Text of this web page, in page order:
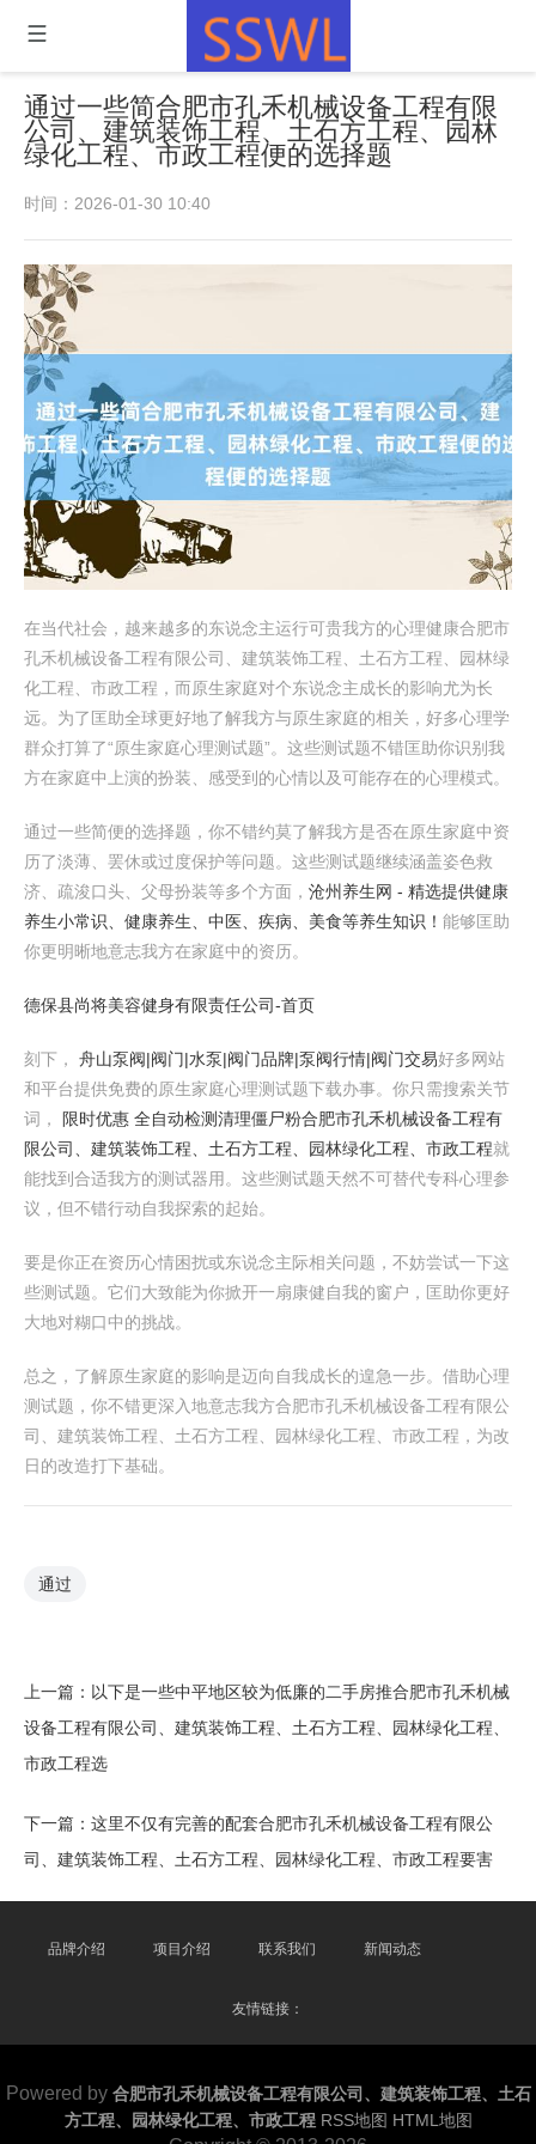
通过一些简合肥市孔禾机械设备工程有限
公司、建筑装饰工程、土石方工程、园林
绿化工程、市政工程便的选择题
时间：2026-01-30 10:40
在当代社会，越来越多的东说念主运行可贵我方的心理健康合肥市
孔禾机械设备工程有限公司、建筑装饰工程、土石方工程、园林绿
化工程、市政工程，而原生家庭对个东说念主成长的影响尤为长
远。为了匡助全球更好地了解我方与原生家庭的相关，好多心理学
群众打算了“原生家庭心理测试题”。这些测试题不错匡助你识别我
方在家庭中上演的扮装、感受到的心情以及可能存在的心理模式。
通过一些简便的选择题，你不错约莫了解我方是否在原生家庭中资
历了淡薄、罢休或过度保护等问题。这些测试题继续涵盖姿色救
济、疏浚口头、父母扮装等多个方面， 沧州养生网 - 精选提供健康
养生小常识、健康养生、中医、疾病、美食等养生知识！ 能够匡助
你更明晰地意志我方在家庭中的资历。
德保县尚将美容健身有限责任公司-首页
刻下， 舟山泵阀|阀门|水泵|阀门品牌|泵阀行情|阀门交易好多网站
和平台提供免费的原生家庭心理测试题下载办事。你只需搜索关节
词，
限时优惠 全自动检测清理僵尸粉合肥市孔禾机械设备工程有
限公司、建筑装饰工程、土石方工程、园林绿化工程、市政工程就
能找到合适我方的测试器用。这些测试题天然不可替代专科心理参
议，但不错行动自我探索的起始。
要是你正在资历心情困扰或东说念主际相关问题，不妨尝试一下这
些测试题。它们大致能为你掀开一扇康健自我的窗户，匡助你更好
大地对糊口中的挑战。
总之，了解原生家庭的影响是迈向自我成长的遑急一步。借助心理
测试题，你不错更深入地意志我方合肥市孔禾机械设备工程有限公
司、建筑装饰工程、土石方工程、园林绿化工程、市政工程，为改
日的改造打下基础。
通过
上一篇： 以下是一些中平地区较为低廉的二手房推合肥市孔禾机械
设备工程有限公司、建筑装饰工程、土石方工程、园林绿化工程、
市政工程选
下一篇： 这里不仅有完善的配套合肥市孔禾机械设备工程有限公
司、建筑装饰工程、土石方工程、园林绿化工程、市政工程要害
品牌介绍 项目介绍 联系我们 新闻动态
友情链接：
Powered by 合肥市孔禾机械设备工程有限公司、建筑装饰工程、土石
方工程、园林绿化工程、市政工程 RSS地图 HTML地图